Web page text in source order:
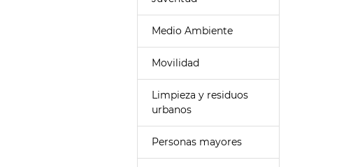
Medio Ambiente
Movilidad
Limpieza y residuos
urbanos
Personas mayores